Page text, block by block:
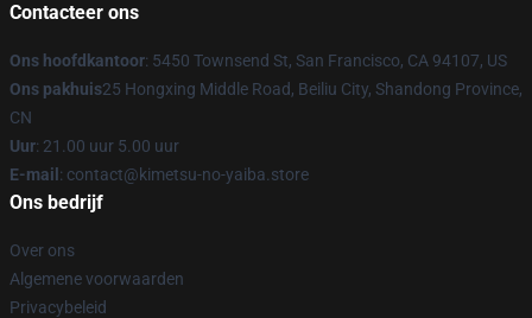
Contacteer ons
Ons hoofdkantoor: 5450 Townsend St, San Francisco, CA 94107, US
Ons pakhuis25 Hongxing Middle Road, Beiliu City, Shandong Province,
CN
Uur: 21.00 uur 5.00 uur
E-mail : contact@kimetsu-no-yaiba.store
Ons bedrijf
Over ons
Algemene voorwaarden
Privacybeleid